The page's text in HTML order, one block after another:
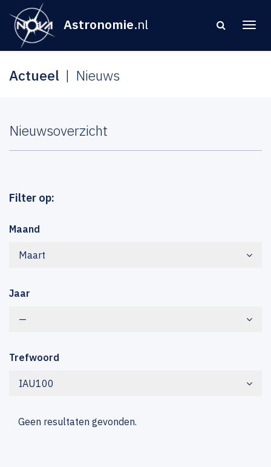
Astronomie.nl
Actueel Nieuws
Nieuwsoverzicht
Filter op:
Maand
Maart
Jaar
—
Trefwoord
IAU100
Geen resultaten gevonden.